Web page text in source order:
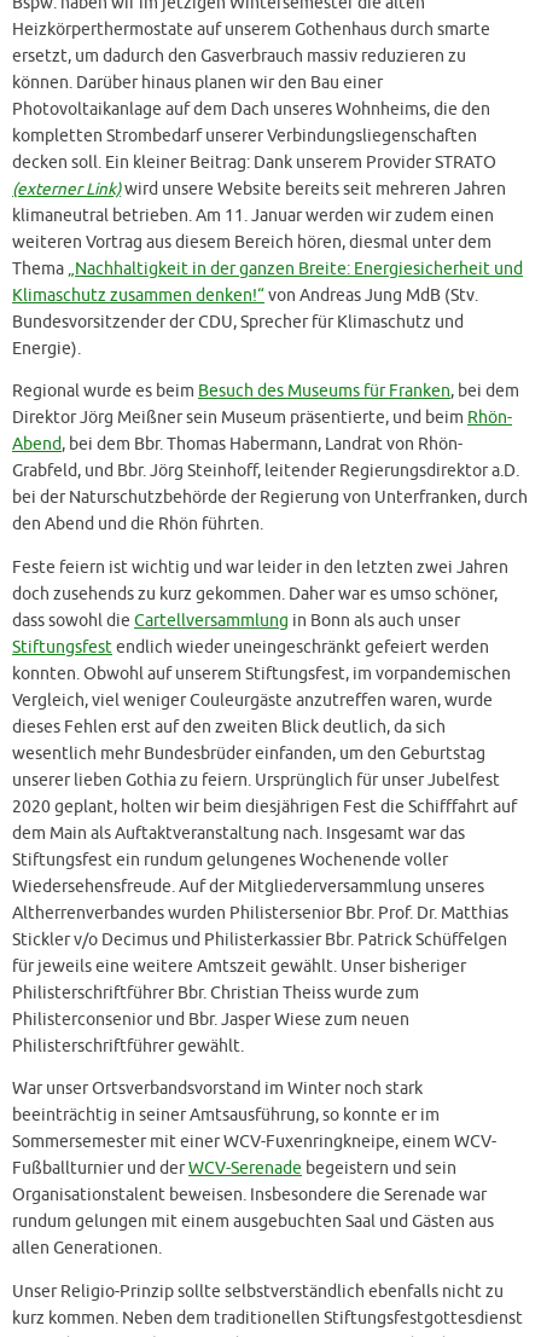
Heizkörperthermostate auf unserem Gothenhaus durch smarte
ersetzt, um dadurch den Gasverbrauch massiv reduzieren zu
können. Darüber hinaus planen wir den Bau einer
Photovoltaikanlage auf dem Dach unseres Wohnheims, die den
kompletten Strombedarf unserer Verbindungsliegenschaften
decken soll. Ein kleiner Beitrag: Dank unserem Provider STRATO
(externer Link)wird unsere Website bereits seit mehreren Jahren
klimaneutral betrieben. Am 11. Januar werden wir zudem einen
weiteren Vortrag aus diesem Bereich hören, diesmal unter dem
Thema „Nachhaltigkeit in der ganzen Breite: Energiesicherheit und
Klimaschutz zusammen denken!“von Andreas Jung MdB (Stv.
Bundesvorsitzender der CDU, Sprecher für Klimaschutz und
Energie).
Regional wurde es beim Besuch des Museums für Franken, bei dem
Direktor Jörg Meißner sein Museum präsentierte, und beim Rhön-
Abend, bei dem Bbr. Thomas Habermann, Landrat von Rhön-
Grabfeld, und Bbr. Jörg Steinhoff, leitender Regierungsdirektor a.D.
bei der Naturschutzbehörde der Regierung von Unterfranken, durch
den Abend und die Rhön führten.
Feste feiern ist wichtig und war leider in den letzten zwei Jahren
doch zusehends zu kurz gekommen. Daher war es umso schöner,
dass sowohl die Cartellversammlung in Bonn als auch unser
Stiftungsfestendlich wieder uneingeschränkt gefeiert werden
konnten. Obwohl auf unserem Stiftungsfest, im vorpandemischen
Vergleich, viel weniger Couleurgäste anzutreffen waren, wurde
dieses Fehlen erst auf den zweiten Blick deutlich, da sich
wesentlich mehr Bundesbrüder einfanden, um den Geburtstag
unserer lieben Gothia zu feiern. Ursprünglich für unser Jubelfest
2020 geplant, holten wir beim diesjährigen Fest die Schifffahrt auf
dem Main als Auftaktveranstaltung nach. Insgesamt war das
Stiftungsfest ein rundum gelungenes Wochenende voller
Wiedersehensfreude. Auf der Mitgliederversammlung unseres
Altherrenverbandes wurden Philistersenior Bbr. Prof. Dr. Matthias
Stickler v/o Decimus und Philisterkassier Bbr. Patrick Schüffelgen
für jeweils eine weitere Amtszeit gewählt. Unser bisheriger
Philisterschriftführer Bbr. Christian Theiss wurde zum
Philisterconsenior und Bbr. Jasper Wiese zum neuen
Philisterschriftführer gewählt.
War unser Ortsverbandsvorstand im Winter noch stark
beeinträchtig in seiner Amtsausführung, so konnte er im
Sommersemester mit einer WCV-Fuxenringkneipe, einem WCV-
Fußballturnier und derWCV-Serenade begeistern und sein
Organisationstalent beweisen. Insbesondere die Serenade war
rundum gelungen mit einem ausgebuchten Saal und Gästen aus
allen Generationen.
Unser Religio-Prinzip sollte selbstverständlich ebenfalls nicht zu
kurz kommen. Neben dem traditionellen Stiftungsfestgottesdienst